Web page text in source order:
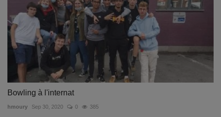
Bowling à l'internat
hmoury Sep 30, 2020 0 385